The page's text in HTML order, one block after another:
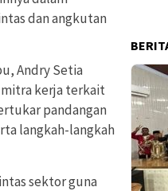
dan angkutan
Andry Setia
mitra kerja terkait
pandangan
langkah-langkah
sektor guna